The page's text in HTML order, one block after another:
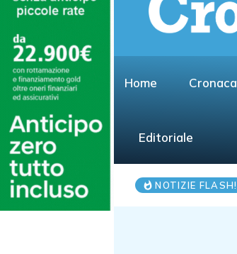
Home Cronaca
Editoriale
NOTIZIE FLASH!